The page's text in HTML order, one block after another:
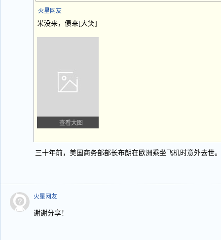
火星网友
米没来，债来[大笑]
查看大图
三十年前，美国商务部部长布朗在欧洲乘坐飞机时意外去世
火星网友
谢谢分享！